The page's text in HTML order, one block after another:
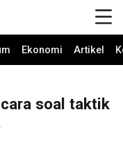
Ekonomi Artikel
soal taktik